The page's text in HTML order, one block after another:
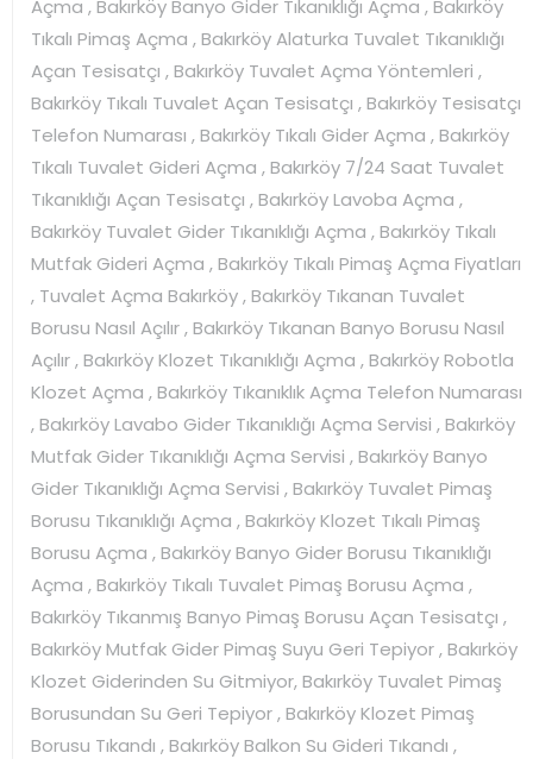
Açma , Bakırköy Banyo Gider Tıkanıklığı Açma , Bakırköy
Tıkalı Pimaş Açma , Bakırköy Alaturka Tuvalet Tıkanıklığı
Açan Tesisatçı , Bakırköy Tuvalet Açma Yöntemleri ,
Bakırköy Tıkalı Tuvalet Açan Tesisatçı , Bakırköy Tesisatçı
Telefon Numarası , Bakırköy Tıkalı Gider Açma , Bakırköy
Tıkalı Tuvalet Gideri Açma , Bakırköy 7/24 Saat Tuvalet
Tıkanıklığı Açan Tesisatçı , Bakırköy Lavoba Açma ,
Bakırköy Tuvalet Gider Tıkanıklığı Açma , Bakırköy Tıkalı
Mutfak Gideri Açma , Bakırköy Tıkalı Pimaş Açma Fiyatları
, Tuvalet Açma Bakırköy , Bakırköy Tıkanan Tuvalet
Borusu Nasıl Açılır , Bakırköy Tıkanan Banyo Borusu Nasıl
Açılır , Bakırköy Klozet Tıkanıklığı Açma , Bakırköy Robotla
Klozet Açma , Bakırköy Tıkanıklık Açma Telefon Numarası
, Bakırköy Lavabo Gider Tıkanıklığı Açma Servisi , Bakırköy
Mutfak Gider Tıkanıklığı Açma Servisi , Bakırköy Banyo
Gider Tıkanıklığı Açma Servisi , Bakırköy Tuvalet Pimaş
Borusu Tıkanıklığı Açma , Bakırköy Klozet Tıkalı Pimaş
Borusu Açma , Bakırköy Banyo Gider Borusu Tıkanıklığı
Açma , Bakırköy Tıkalı Tuvalet Pimaş Borusu Açma ,
Bakırköy Tıkanmış Banyo Pimaş Borusu Açan Tesisatçı ,
Bakırköy Mutfak Gider Pimaş Suyu Geri Tepiyor , Bakırköy
Klozet Giderinden Su Gitmiyor, Bakırköy Tuvalet Pimaş
Borusundan Su Geri Tepiyor , Bakırköy Klozet Pimaş
Borusu Tıkandı , Bakırköy Balkon Su Gideri Tıkandı ,